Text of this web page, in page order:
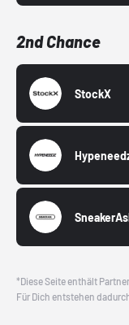
2nd Chance
StockX
*Diese Seite enthält
Für Dich entstehen